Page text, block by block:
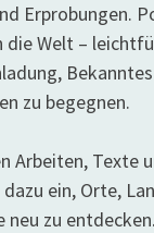
Erprobungen.
die Welt –
zu begegnen.
Arbeiten, Texte
ein, Orte,
neu zu entdecken.